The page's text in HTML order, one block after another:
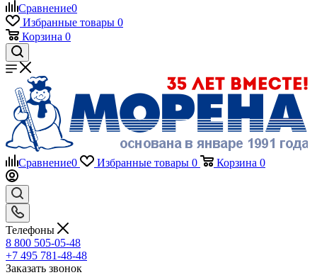
Сравнение0
Избранные товары 0
Корзина 0
Сравнение0 Избранные товары 0 Корзина 0
Телефоны
8 800 505-05-48
+7 495 781-48-48
Заказать звонок